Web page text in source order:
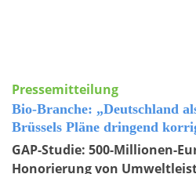
Pressemitteilung
Bio-Branche: „Deutschland
Brüssels Pläne dringend
GAP-Studie: 500-Millionen-
Honorierung von